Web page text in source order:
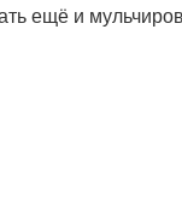
ещё и